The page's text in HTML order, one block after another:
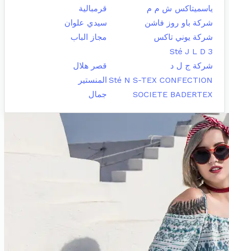
ياسميتاكس ش م م
قرمبالية
شركة باو روز فاشن
سيدي علوان
شركة يوني تاكس
مجاز الباب
Sté J L D 3
شركة ج ل د
قصر هلال
Sté N S-TEX CONFECTION المنستير
SOCIETE BADERTEX
جمال